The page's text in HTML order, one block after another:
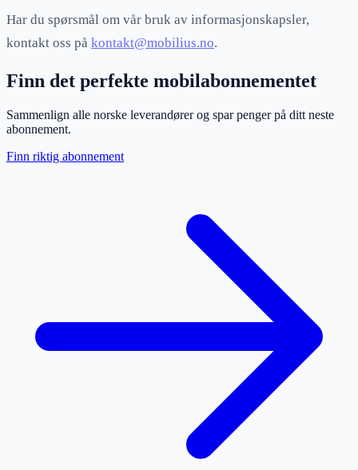
Har du spørsmål om vår bruk av informasjonskapsler,
kontakt oss på kontakt@mobilius.no.
Finn det perfekte mobilabonnementet
Sammenlign alle norske leverandører og spar penger på ditt neste
abonnement.
Finn riktig abonnement